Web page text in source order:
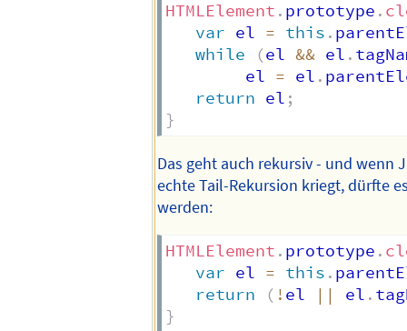
HTMLElement . prototype .
var el = this .
while
(el && el .
        el
= el .
return el ;
}
Das geht auch rekursiv - und wenn
echte Tail-Rekursion kriegt, dürfte
werden:
HTMLElement . prototype .
var el = this .
return
( ! el || el .
}